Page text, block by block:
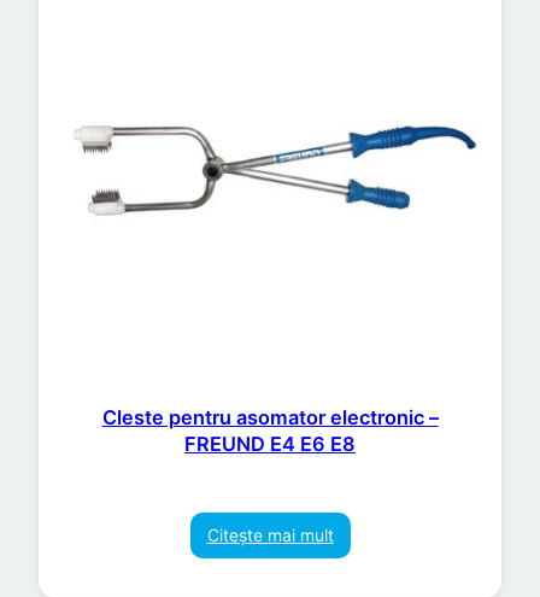
Cleste pentru asomator electronic –
FREUND E4 E6 E8
Citește mai mult